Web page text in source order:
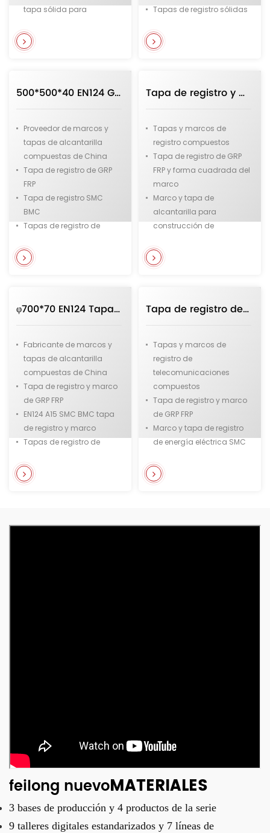
tapa sólida para
Tapas de registro EN124
F900
Tapas de registro
Tapas de registro sólidas
carreteras
Tapas de registro EN124
servicio pesado
infraestructuras de
fundición
500*500*40 EN124 GRP FRP SMC BMC Tapa de registro compuesta y marco en forma cuadrada del proveedor chino
Proveedor de marcos y
tapas de alcantarilla
compuestas de China
Tapa de registro de GRP
FRP
Tapa de registro SMC
BMC
Tapas de registro de
Tapa de registro de
material de alta
de vidrio y resina.
Tapa de registro y marco compuestos de 600*600*40m m EN124 GRP FRP SMC BMC en forma cuadrada
Tapas y marcos de
registro compuestos
Tapa de registro de GRP
FRP y forma cuadrada del
marco
Marco y tapa de
alcantarilla para
construcción de
Nuevo material Tapas de
registro compuestas
Tapa de registro de fibra
φ700*70 EN124 Tapa de registro compuesta y marco en forma redonda Venta directa del fabricante de China
Fabricante de marcos y
tapas de alcantarilla
compuestas de China
Tapa de registro y marco
de GRP FRP
EN124 A15 SMC BMC tapa
de registro y marco
Tapas de registro de
Tapa de registro de
material de alta
alcantarilla de fibra de
Tapa de registro de 1000*500*50 GRP en rectángulo aplicada a telecomunicaciones y energía eléctrica
Tapas y marcos de
registro de
telecomunicaciones
compuestos
Tapa de registro y marco
de GRP FRP
Marco y tapa de registro
de energía eléctrica SMC
Tapas de registro de
telecomunicaciones
Tapa de registro de fibra
feilong nuevoMATERIALES
3 bases de producción y 4 productos de la serie
9 talleres digitales estandarizados y 7 líneas de